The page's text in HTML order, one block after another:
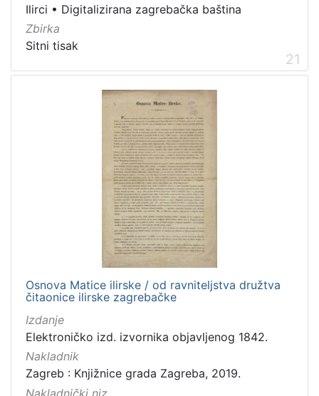
Ilirci • Digitalizirana zagrebačka baština
Zbirka
Sitni tisak
21
Osnova Matice ilirske / od ravniteljstva družtva
čitaonice ilirske zagrebačke
Izdanje
Elektroničko izd. izvornika objavljenog 1842.
Nakladnik
Zagreb : Knjižnice grada Zagreba, 2019.
Nakladnički niz